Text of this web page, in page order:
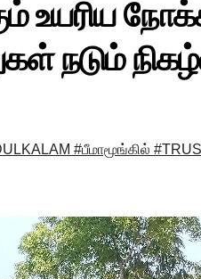
உயரிய
நடும்
#பீமாமூங்கில்